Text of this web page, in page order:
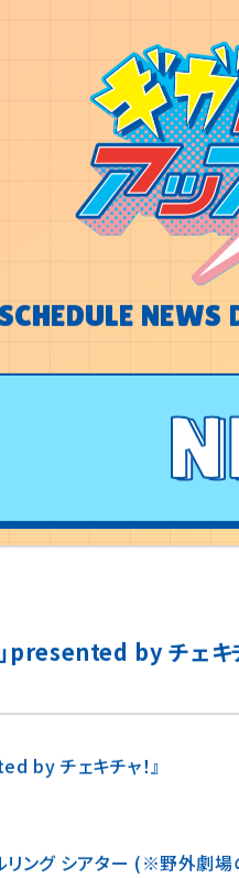
NEWS
by チェキチ
by チェキチャ！』
ング シアター (※野外劇場の